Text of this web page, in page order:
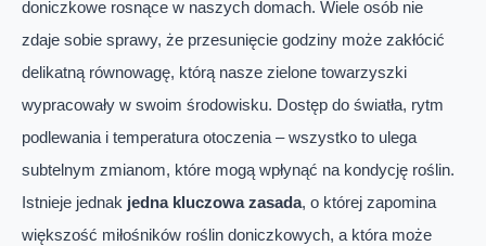
doniczkowe rosnące w naszych domach. Wiele osób nie
zdaje sobie sprawy, że przesunięcie godziny może zakłócić
delikatną równowagę, którą nasze zielone towarzyszki
wypracowały w swoim środowisku. Dostęp do światła, rytm
podlewania i temperatura otoczenia – wszystko to ulega
subtelnym zmianom, które mogą wpłynąć na kondycję roślin.
Istnieje jednak jedna kluczowa zasada, o której zapomina
większość miłośników roślin doniczkowych, a która może